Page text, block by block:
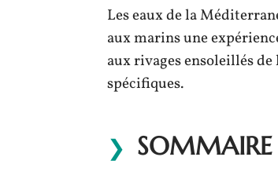
Les eaux de la
aux marins une
aux rivages ensoleillés de
spécifiques.
SOMMAIRE